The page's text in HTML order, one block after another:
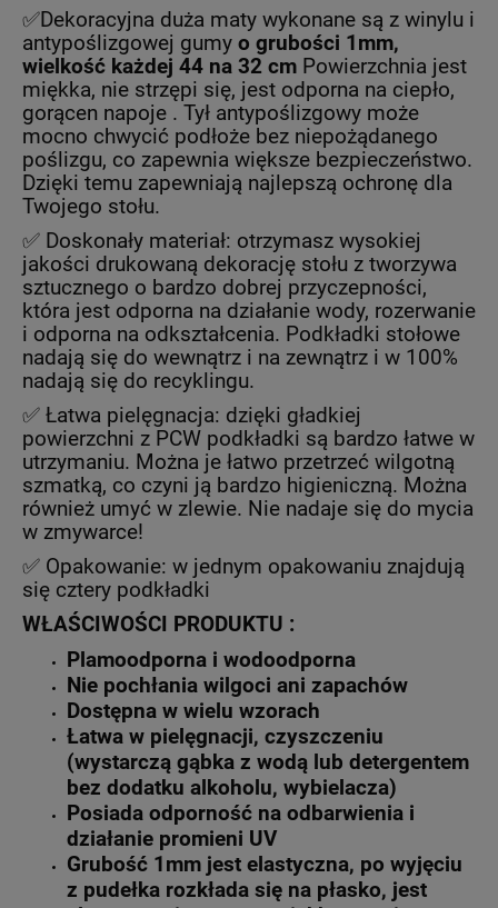
✅Dekoracyjna duża maty wykonane są z winylu i
antypoślizgowej gumy o grubości 1mm,
wielkość każdej 44 na 32 cm Powierzchnia jest
miękka, nie strzępi się, jest odporna na ciepło,
gorącen napoje . Tył antypoślizgowy może
mocno chwycić podłoże bez niepożądanego
poślizgu, co zapewnia większe bezpieczeństwo.
Dzięki temu zapewniają najlepszą ochronę dla
Twojego stołu.
✅ Doskonały materiał: otrzymasz wysokiej
jakości drukowaną dekorację stołu z tworzywa
sztucznego o bardzo dobrej przyczepności,
która jest odporna na działanie wody, rozerwanie
i odporna na odkształcenia. Podkładki stołowe
nadają się do wewnątrz i na zewnątrz i w 100%
nadają się do recyklingu.
✅ Łatwa pielęgnacja: dzięki gładkiej
powierzchni z PCW podkładki są bardzo łatwe w
utrzymaniu. Można je łatwo przetrzeć wilgotną
szmatką, co czyni ją bardzo higieniczną. Można
również umyć w zlewie. Nie nadaje się do mycia
w zmywarce!
✅ Opakowanie: w jednym opakowaniu znajdują
się cztery podkładki
WŁAŚCIWOŚCI PRODUKTU :
Plamoodporna i wodoodporna
Nie pochłania wilgoci ani zapachów
Dostępna w wielu wzorach
Łatwa w pielęgnacji, czyszczeniu
(wystarczą gąbka z wodą lub detergentem
bez dodatku alkoholu, wybielacza)
Posiada odporność na odbarwienia i
działanie promieni UV
Grubość 1mm jest elastyczna, po wyjęciu
z pudełka rozkłada się na płasko, jest